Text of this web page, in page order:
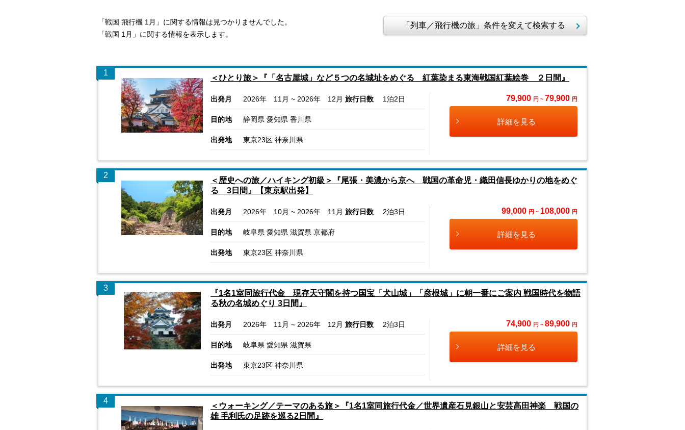
「戦国 飛行機 1月」に関する情報は見つかりませんでした。
「戦国 1月」に関する情報を表示します。
「列車／飛行機の旅」条件を変えて検索する
1
＜ひとり旅＞『「名古屋城」など５つの名城址をめぐる 紅葉染まる東海戦国紅葉絵巻 ２日間』
出発月 2026年 11月 ~ 2026年 12月 旅行日数 1泊2日
目的地 静岡県 愛知県 香川県
出発地 東京23区 神奈川県
79,900 円 ~ 79,900 円
詳細を見る
2
＜歴史への旅／ハイキング初級＞『尾張・美濃から京へ 戦国の革命児・織田信長ゆかりの地をめぐ
る 3日間』【東京駅出発】
出発月 2026年 10月 ~ 2026年 11月 旅行日数 2泊3日
目的地 岐阜県 愛知県 滋賀県 京都府
出発地 東京23区 神奈川県
99,000 円 ~ 108,000 円
詳細を見る
3
『1名1室同旅行代金 現存天守閣を持つ国宝「犬山城」「彦根城」に朝一番にご案内 戦国時代を物語
る秋の名城めぐり 3日間』
出発月 2026年 11月 ~ 2026年 12月 旅行日数 2泊3日
目的地 岐阜県 愛知県 滋賀県
出発地 東京23区 神奈川県
74,900 円 ~ 89,900 円
詳細を見る
4
＜ウォーキング／テーマのある旅＞『1名1室同旅行代金／世界遺産石見銀山と安芸高田神楽 戦国の
雄 毛利氏の足跡を巡る2日間』